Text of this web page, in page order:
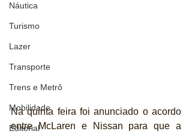
Náutica
Turismo
Lazer
Transporte
Trens e Metrô
Mobilidade
Editorial
Na quinta feira foi anunciado o acordo
entre McLaren e Nissan para que a